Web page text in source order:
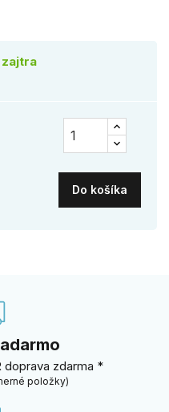
zajtra
Do košíka
doprava zdarma *
položky)